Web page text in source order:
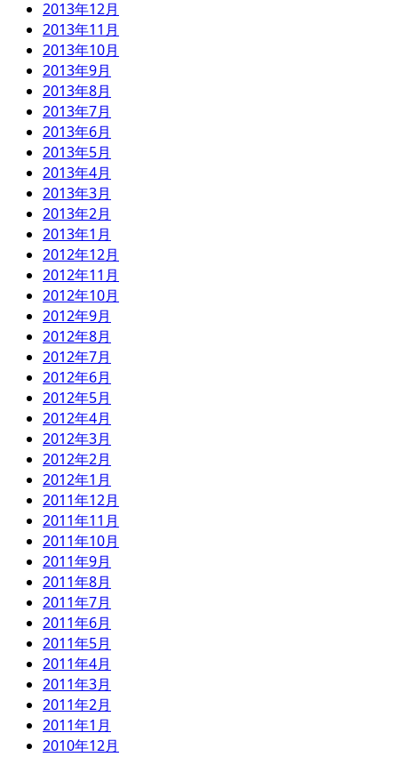
2013年12月
2013年11月
2013年10月
2013年9月
2013年8月
2013年7月
2013年6月
2013年5月
2013年4月
2013年3月
2013年2月
2013年1月
2012年12月
2012年11月
2012年10月
2012年9月
2012年8月
2012年7月
2012年6月
2012年5月
2012年4月
2012年3月
2012年2月
2012年1月
2011年12月
2011年11月
2011年10月
2011年9月
2011年8月
2011年7月
2011年6月
2011年5月
2011年4月
2011年3月
2011年2月
2011年1月
2010年12月